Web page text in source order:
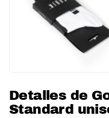
Detalles de
Standard